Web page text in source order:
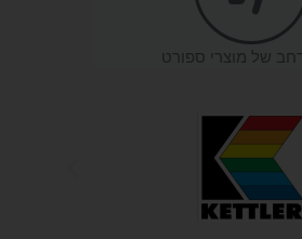
רחב של מוצרי ספורט